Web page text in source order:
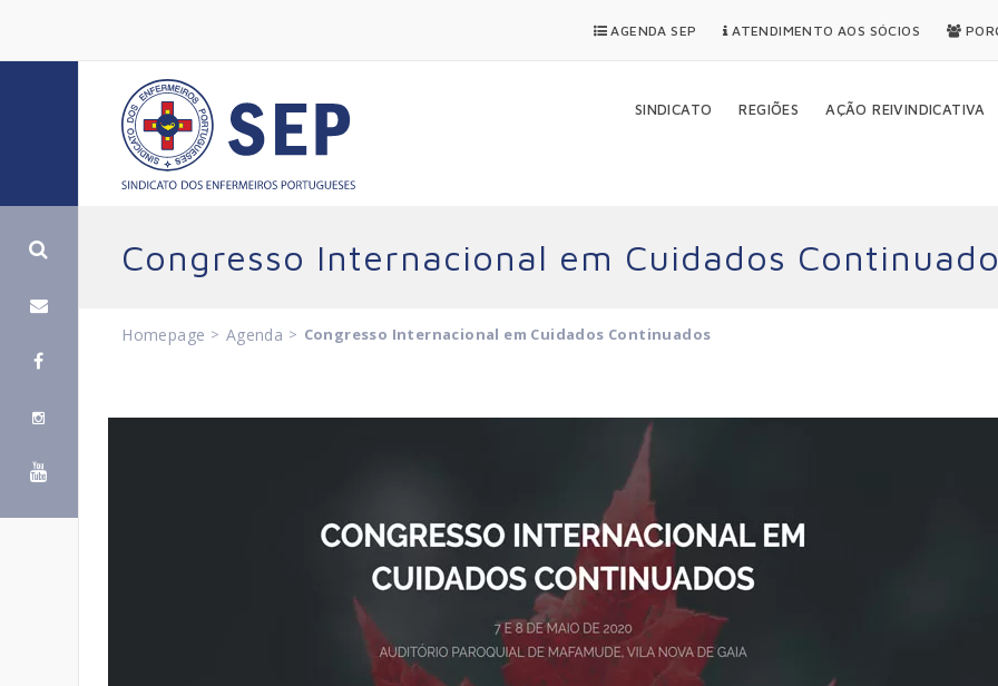
AGENDA SEP ATENDIMENTO AOS SÓCIOS
SINDICATO REGIÕES AÇÃO REIVINDICATIVA
Congresso Internacional em Cuidados
Homepage > Agenda > Congresso Internacional em Cuidados Continuados